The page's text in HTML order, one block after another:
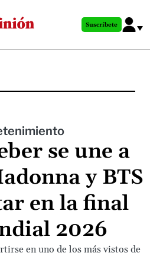
al
principal
Suscríbete
se une a
y BTS
en la final
2026
en uno de los más vistos de